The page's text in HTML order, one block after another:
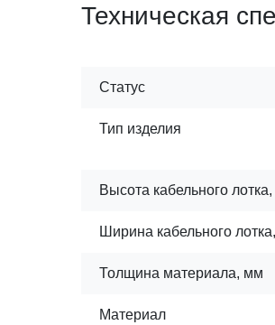
Техническая
Статус
Тип изделия
Высота кабельного
Ширина кабельного
Толщина материала, мм
Материал